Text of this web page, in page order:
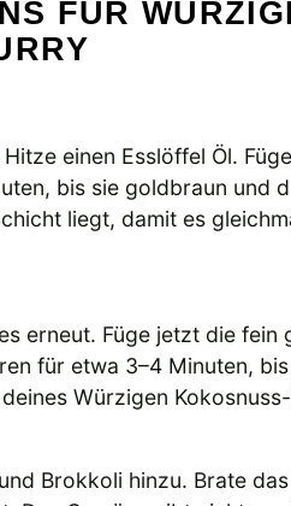
FÜR
einen Esslöffel Öl.
bis sie goldbraun und
liegt, damit es
erneut. Füge jetzt die fein
für etwa 3–4 Minuten,
Würzigen
Brokkoli hinzu. Brate